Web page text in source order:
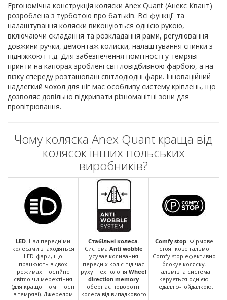
Ергономічна конструкція коляски Anex Quant (Анекс Квант)
розроблена з турботою про батьків. Всі функції та
налаштування коляски виконуються однією рукою,
включаючи складання та розкладання рами, регулювання
довжини ручки, демонтаж колиски, налаштування спинки з
підніжкою і т.д. Для забезпечення помітності у темряві
принти на капорах зроблені світловідбивною фарбою, а на
візку спереду розташовані світлодіодні фари. Інноваційний
надлегкий чохол для ніг має особливу систему кріплень, що
дозволяє довільно відкривати різноманітні зони для
провітрювання.
Чому коляска Anex Quant краща від
колясок інших польських
виробників?
LED. Над передніми
колесами знаходяться
LED-фари, що
працюють в двох
режимах: постійне
світло чи мерехтіння
(для кращої помітності
в темряві). Джерелом
Стабільні колеса.
Система Anti wobble
усуває коливання
передніх коліс під час
руху. Технологія Wheel
direction memory
оберігає поворотні
колеса від випадкового
Comfy stop. Фірмове
стоянкове гальмо
Comfy stop ефективно
блокує коляску.
Гальмівна система
керується однією
педаллю-гойдалкою.